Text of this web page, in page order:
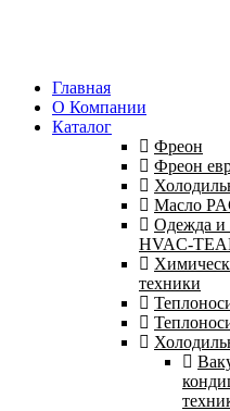
Главная
О Компании
Каталог
Фреон
Фреон
Масло
Одежда и
HVAC-
техники